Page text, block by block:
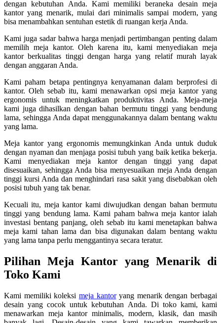
dengan kebutuhan Anda. Kami memiliki beraneka desain meja
kantor yang menarik, mulai dari minimalis sampai modern, yang
bisa menambahkan sentuhan estetik di ruangan kerja Anda.
Kami juga sadar bahwa harga menjadi pertimbangan penting dalam
memilih meja kantor. Oleh karena itu, kami menyediakan meja
kantor berkualitas tinggi dengan harga yang relatif murah layak
dengan anggaran Anda.
Kami paham betapa pentingnya kenyamanan dalam berprofesi di
kantor. Oleh sebab itu, kami menawarkan opsi meja kantor yang
ergonomis untuk meningkatkan produktivitas Anda. Meja-meja
kami juga dihasilkan dengan bahan bermutu tinggi yang bendung
lama, sehingga Anda dapat menggunakannya dalam bentang waktu
yang lama.
Meja kantor yang ergonomis memungkinkan Anda untuk duduk
dengan nyaman dan menjaga posisi tubuh yang baik ketika bekerja.
Kami menyediakan meja kantor dengan tinggi yang dapat
disesuaikan, sehingga Anda bisa menyesuaikan meja Anda dengan
tinggi kursi Anda dan menghindari rasa sakit yang disebabkan oleh
posisi tubuh yang tak benar.
Kecuali itu, meja kantor kami diwujudkan dengan bahan bermutu
tinggi yang bendung lama. Kami paham bahwa meja kantor ialah
investasi bentang panjang, oleh sebab itu kami menetapkan bahwa
meja kami tahan lama dan bisa digunakan dalam bentang waktu
yang lama tanpa perlu menggantinya secara teratur.
Pilihan Meja Kantor yang Menarik di
Toko Kami
Kami memiliki koleksi meja kantoryang menarik dengan berbagai
desain yang cocok untuk kebutuhan Anda. Di toko kami, kami
menawarkan meja kantor minimalis, modern, klasik, dan masih